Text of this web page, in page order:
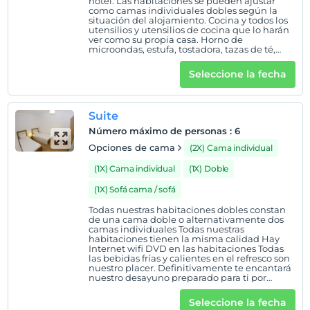
Mostrar en el
mapa
Después de 13:00
Salida
Antes de las 11:00
Mascotas no permitidas
habitaciones para no fumadores
Los bebés menores de 2 no pagan
1 niño(s) hasta la edad de 6 por habitación no se cobra
como camas individuales dobles según la
situación del alojamiento. Cocina y todos los
utensilios y utensilios de cocina que lo harán
ver como su propia casa. Horno de
microondas, estufa, tostadora, tazas de té,
platos, todos los equipos están disponibles .
82 pantalla LED TV en la sala de estar.
Internet desde todas las habitaciones, Wi-Fi
en especial controlada disponibles.
estacionamiento cubierto y al aire libre, salas
todos los detalles finos que va a utilizar
durante su estancia se ha pensado por
nosotros.
Seleccione la fecha
Suite
Número máximo de personas : 6
Opciones de cama
(2X) Cama individual
(1X) Cama individual
(1X) Doble
(1X) Sofá cama / sofá
Todas nuestras habitaciones dobles constan
de una cama doble o alternativamente dos
camas individuales Todas nuestras
habitaciones tienen la misma calidad Hay
Internet wifi DVD en las habitaciones Todas
las bebidas frías y calientes en el refresco son
nuestro placer. Definitivamente te encantará
nuestro desayuno preparado para ti por
nuestros cocineros en la cocina de nuestras
instalaciones, no te olvidarás de nosotros con
una cálida habitación, un personal amable y
Seleccione la fecha